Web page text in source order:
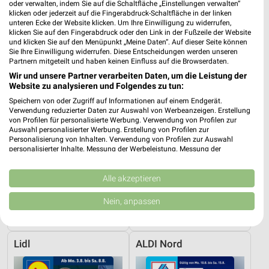
PENNY
1,1 km
Lidl
6,8 km
Angebote ab 10.08.
Lidl ALDI Nord
oder verwalten, indem Sie auf die Schaltfläche „Einstellungen verwalten“
klicken oder jederzeit auf die Fingerabdruck-Schaltfläche in der linken
unteren Ecke der Website klicken. Um Ihre Einwilligung zu widerrufen,
klicken Sie auf den Fingerabdruck oder den Link in der Fußzeile der Website
und klicken Sie auf den Menüpunkt „Meine Daten“. Auf dieser Seite können
Sie Ihre Einwilligung widerrufen. Diese Entscheidungen werden unseren
Partnern mitgeteilt und haben keinen Einfluss auf die Browserdaten.
Wir und unsere Partner verarbeiten Daten, um die Leistung der
Website zu analysieren und Folgendes zu tun:
Speichern von oder Zugriff auf Informationen auf einem Endgerät.
Verwendung reduzierter Daten zur Auswahl von Werbeanzeigen. Erstellung
von Profilen für personalisierte Werbung. Verwendung von Profilen zur
Auswahl personalisierter Werbung. Erstellung von Profilen zur
Personalisierung von Inhalten. Verwendung von Profilen zur Auswahl
personalisierter Inhalte. Messung der Werbeleistung. Messung der
Kombinationen von Daten aus verschiedenen Quellen. Entwicklung und
Verbesserung der Angebote. Verwendung reduzierter Daten zur Auswahl
von Inhalten.
Daten können außerhalb der Europäischen Union weitergegeben und in die
USA gesendet werden.
Website/App.
Partnerliste anzeigen (1 IAB-Anbieter)
Wir nutzen Ihre Daten für folgende Zwecke:
Alle akzeptieren
Nein, anpassen